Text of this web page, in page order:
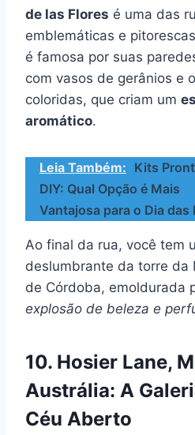
de las Flores é uma das
emblemáticas e
é famosa por suas
com vasos de gerânios e
coloridas, que criam um
aromático.
Leia Também: Kits
DIY: Qual Opção é Mais
Vantajosa para o Dia das
Ao final da rua, você tem
deslumbrante da torre da
de Córdoba, emoldurada
explosão de beleza e
10. Hosier Lane,
Austrália: A
Céu Aberto